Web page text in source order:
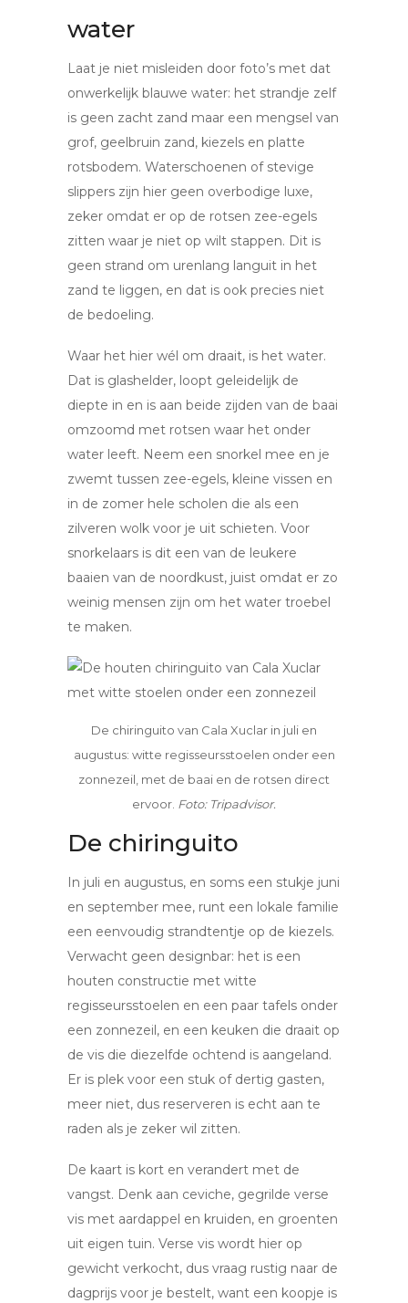
water
Laat je niet misleiden door foto’s met dat
onwerkelijk blauwe water: het strandje zelf
is geen zacht zand maar een mengsel van
grof, geelbruin zand, kiezels en platte
rotsbodem. Waterschoenen of stevige
slippers zijn hier geen overbodige luxe,
zeker omdat er op de rotsen zee-egels
zitten waar je niet op wilt stappen. Dit is
geen strand om urenlang languit in het
zand te liggen, en dat is ook precies niet
de bedoeling.
Waar het hier wél om draait, is het water.
Dat is glashelder, loopt geleidelijk de
diepte in en is aan beide zijden van de baai
omzoomd met rotsen waar het onder
water leeft. Neem een snorkel mee en je
zwemt tussen zee-egels, kleine vissen en
in de zomer hele scholen die als een
zilveren wolk voor je uit schieten. Voor
snorkelaars is dit een van de leukere
baaien van de noordkust, juist omdat er zo
weinig mensen zijn om het water troebel
te maken.
De chiringuito van Cala Xuclar in juli en
augustus: witte regisseursstoelen onder een
zonnezeil, met de baai en de rotsen direct
ervoor. Foto: Tripadvisor.
De chiringuito
In juli en augustus, en soms een stukje juni
en september mee, runt een lokale familie
een eenvoudig strandtentje op de kiezels.
Verwacht geen designbar: het is een
houten constructie met witte
regisseursstoelen en een paar tafels onder
een zonnezeil, en een keuken die draait op
de vis die diezelfde ochtend is aangeland.
Er is plek voor een stuk of dertig gasten,
meer niet, dus reserveren is echt aan te
raden als je zeker wil zitten.
De kaart is kort en verandert met de
vangst. Denk aan ceviche, gegrilde verse
vis met aardappel en kruiden, en groenten
uit eigen tuin. Verse vis wordt hier op
gewicht verkocht, dus vraag rustig naar de
dagprijs voor je bestelt, want een koopje is